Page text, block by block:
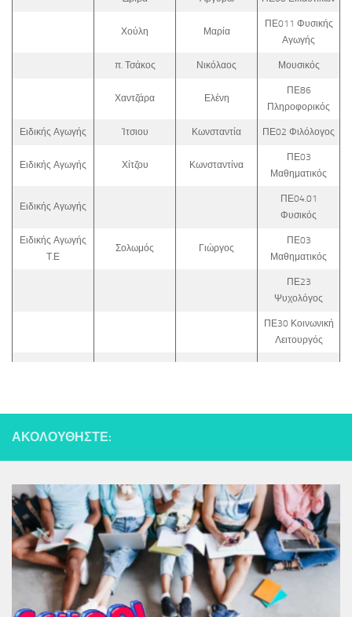
Χούλη Μαρία
ΠΕ011 Φυσικής
Αγωγής
π. Τσάκος Νικόλαος Μουσικός
Χαντζάρα Ελένη
ΠΕ86
Πληροφορικός
Ειδικής Αγωγής Ίτσιου Κωνσταντία ΠΕ02 Φιλόλογος
Ειδικής Αγωγής Χίτζου Κωνσταντίνα
ΠΕ03
Μαθηματικός
Ειδικής Αγωγής
ΠΕ04.01
Φυσικός
Ειδικής Αγωγής
Τ.Ε
Σολωμός Γιώργος
ΠΕ03
Μαθηματικός
ΠΕ23
Ψυχολόγος
ΠΕ30 Κοινωνική
Λειτουργός
ΑΚΟΛΟΥΘΉΣΤΕ: